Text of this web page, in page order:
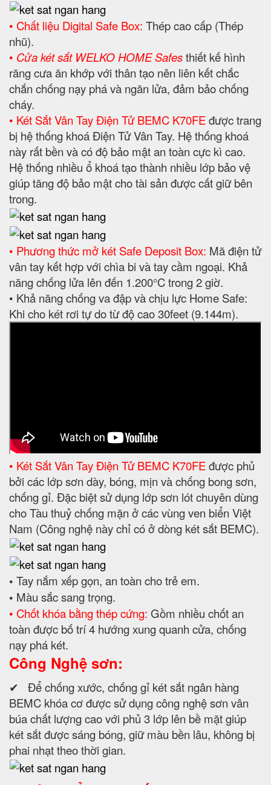
• Chất liệu Digital Safe Box: Thép cao cấp (Thép
nhũ).
• Cửa két sắt WELKO HOME Safesthiết kế hình
răng cưa ăn khớp với thân tạo nên liên kết chắc
chắn chống nạy phá và ngăn lửa, đảm bảo chống
cháy.
• Két Sắt Vân Tay Điện Tử BEMC K70FEđược trang
bị hệ thống khoá Điện Tử Vân Tay. Hệ thống khoá
này rất bền và có độ bảo mật an toàn cực kì cao.
Hệ thống nhiều ổ khoá tạo thành nhiều lớp bảo vệ
giúp tăng độ bảo mật cho tài sản được cất giữ bên
trong.
• Phương thức mở két Safe Deposit Box: Mã điện tử
vân tay kết hợp với chìa bi và tay cầm ngoại. Khả
năng chống lửa lên đến 1.200°C trong 2 giờ.
• Khả năng chống va đập và chịu lực Home Safe:
Khi cho két rơi tự do từ độ cao 30feet (9.144m).
• Két Sắt Vân Tay Điện Tử BEMC K70FEđược phủ
bởi các lớp sơn dày, bóng, mịn và chống bong sơn,
chống gỉ. Đặc biệt sử dụng lớp sơn lót chuyên dùng
cho Tàu thuỷ chống mặn ở các vùng ven biển Việt
Nam (Công nghệ này chỉ có ở dòng két sắt BEMC).
• Tay nắm xếp gọn, an toàn cho trẻ em.
• Màu sắc sang trọng.
• Chốt khóa bằng thép cứng: Gồm nhiều chốt an
toàn được bố trí 4 hướng xung quanh cửa, chống
nạy phá két.
Công Nghệ sơn:
✔ Để chống xước, chống gỉ két sắt ngân hàng
BEMC khóa cơ được sử dụng công nghệ sơn vân
búa chất lượng cao với phủ 3 lớp lên bề mặt giúp
két sắt được sáng bóng, giữ màu bền lâu, không bị
phai nhạt theo thời gian.